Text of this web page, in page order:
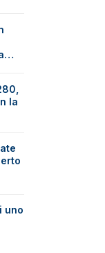
la
uno